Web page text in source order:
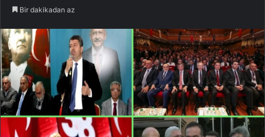
Bir dakikadan az